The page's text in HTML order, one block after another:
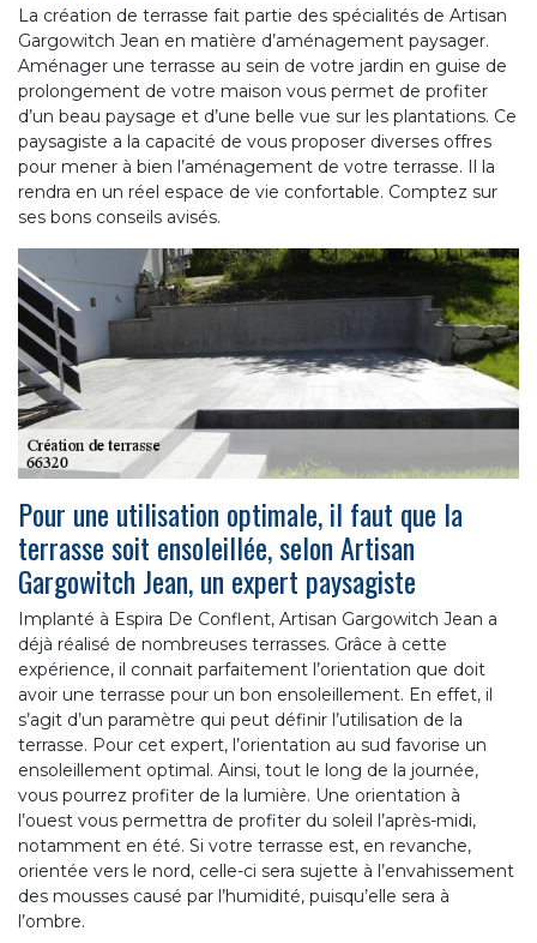
La création de terrasse fait partie des spécialités de Artisan
Gargowitch Jean en matière d’aménagement paysager.
Aménager une terrasse au sein de votre jardin en guise de
prolongement de votre maison vous permet de profiter
d’un beau paysage et d’une belle vue sur les plantations. Ce
paysagiste a la capacité de vous proposer diverses offres
pour mener à bien l’aménagement de votre terrasse. Il la
rendra en un réel espace de vie confortable. Comptez sur
ses bons conseils avisés.
Pour une utilisation optimale, il faut que la
terrasse soit ensoleillée, selon Artisan
Gargowitch Jean, un expert paysagiste
Implanté à Espira De Conflent, Artisan Gargowitch Jean a
déjà réalisé de nombreuses terrasses. Grâce à cette
expérience, il connait parfaitement l’orientation que doit
avoir une terrasse pour un bon ensoleillement. En effet, il
s’agit d’un paramètre qui peut définir l’utilisation de la
terrasse. Pour cet expert, l’orientation au sud favorise un
ensoleillement optimal. Ainsi, tout le long de la journée,
vous pourrez profiter de la lumière. Une orientation à
l’ouest vous permettra de profiter du soleil l’après-midi,
notamment en été. Si votre terrasse est, en revanche,
orientée vers le nord, celle-ci sera sujette à l’envahissement
des mousses causé par l’humidité, puisqu’elle sera à
l’ombre.